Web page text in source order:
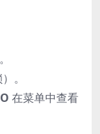
。
O 在菜单中查看